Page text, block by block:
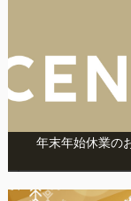
年末年始休業の